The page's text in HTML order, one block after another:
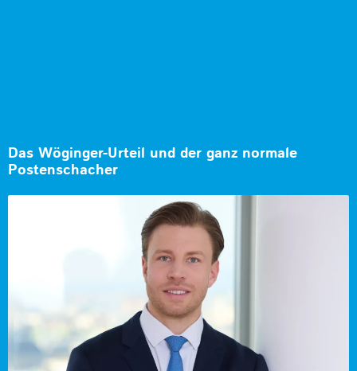
Das Wöginger-Urteil und der ganz normale
Postenschacher